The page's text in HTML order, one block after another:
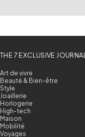
THE 7 EXCLUSIVE JOURNAL
Art de vivre
Beauté & Bien-être
Style
Joaillerie
Horlogerie
High-tech
Maison
Mobilité
Voyages